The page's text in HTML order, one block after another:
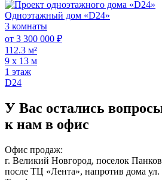
Одноэтажный дом «D24»
3 комнаты
от 3 300 000 ₽
112.3 м²
9 х 13 м
1 этаж
D24
У Вас остались
к нам в офис
Офис продаж:
г. Великий Новгород, поселок
после ТЦ «Лента», напротив дома ул.